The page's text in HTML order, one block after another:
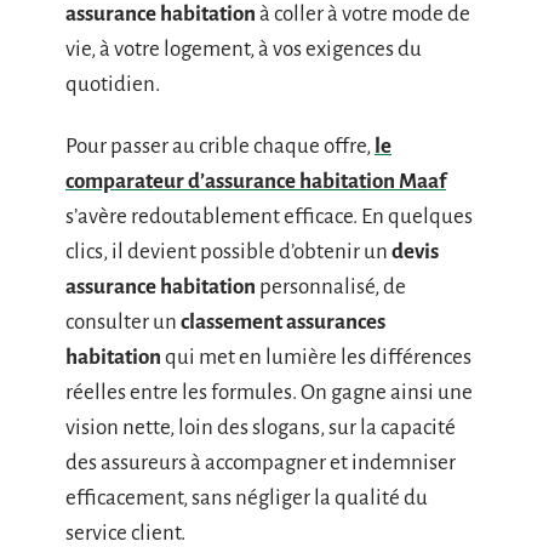
assurance habitation à coller à votre mode de
vie, à votre logement, à vos exigences du
quotidien.
Pour passer au crible chaque offre, le
comparateur d’assurance habitation Maaf
s’avère redoutablement efficace. En quelques
clics, il devient possible d’obtenir un devis
assurance habitation personnalisé, de
consulter un classement assurances
habitation qui met en lumière les différences
réelles entre les formules. On gagne ainsi une
vision nette, loin des slogans, sur la capacité
des assureurs à accompagner et indemniser
efficacement, sans négliger la qualité du
service client.